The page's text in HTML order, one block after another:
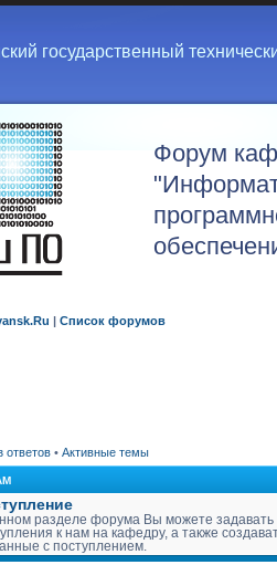
государственный
Форум
| Список форумов
ответов • Активные темы
разделе форума Вы можете
к нам на кафедру, а также
с поступлением.